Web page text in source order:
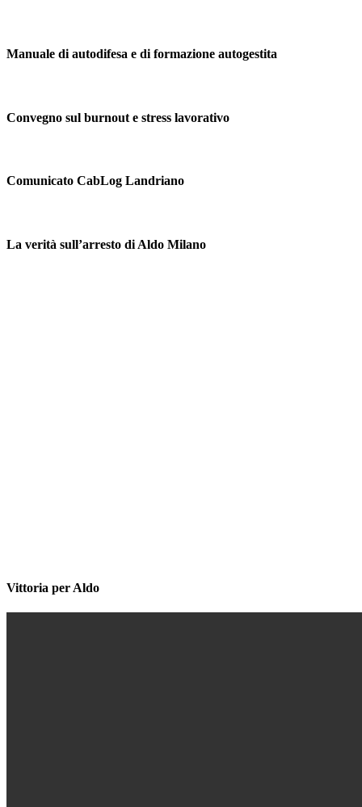
Manuale di autodifesa e di formazione autogestita
Convegno sul burnout e stress lavorativo
Comunicato CabLog Landriano
La verità sull’arresto di Aldo Milano
Vittoria per Aldo